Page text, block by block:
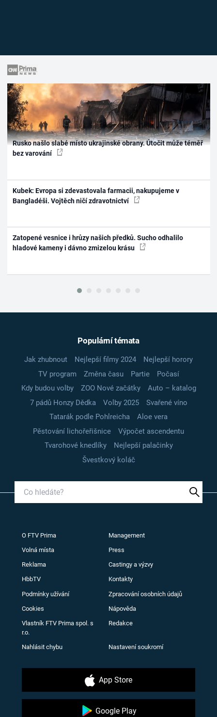
Rusko našlo slabé místo ukrajinské obrany. Útočit může téměř
bez varování
Kubek: Evropa si zdevastovala farmacii, nakupujeme v
Bangladéši. Vojtěch ničí zdravotnictví
Zatopené vesnice i hrůzy našich předků. Sucho odhalilo
hladové kameny i dávno zmizelou krásu
Populární témata
Jak zhubnout Nejlepší filmy 2024
Nejlepší horory
TV program
Změna času Partie
Počasí
Kdy budou volby
ZOO Nové začátky
Auto – katalog
7 pádů Honzy Dědka
Volby 2025
Svařené víno
Tatarák podle Pohlreicha
Aloe vera
Pěstování lichořeřišnice
Výpočet ascendentu
Tvarohové knedlíky
Nejlepší palačinky
Švestkový koláč
O FTV Prima Management
Volná místa Press
Reklama Castingy a výzvy
HbbTV Kontakty
Podmínky užívání Zpracování osobních údajů
Cookies Nápověda
Vlastník FTV Prima spol. s
r.o.
Redakce
Nahlásit chybu Nastavení soukromí
App Store
Google Play